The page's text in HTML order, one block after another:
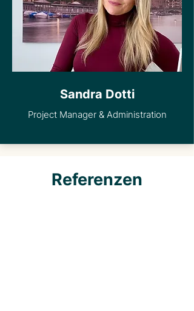
Sandra Dotti
Project Manager & Administration
Referenzen